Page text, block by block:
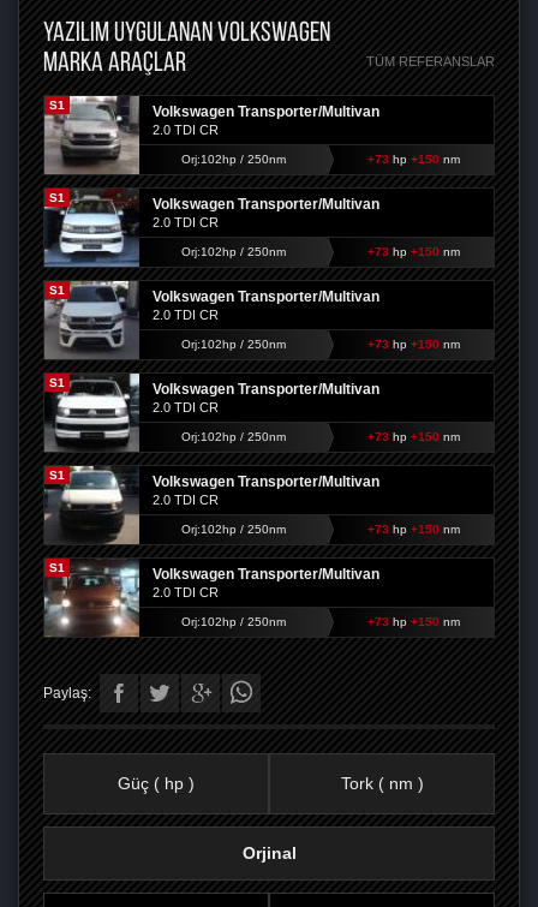
YAZILIM UYGULANAN VOLKSWAGEN
MARKA ARAÇLAR
TÜM REFERANSLAR
S1 Volkswagen Transporter/Multivan
2.0 TDI CR
Orj:102hp / 250nm +73 hp +150 nm
S1 Volkswagen Transporter/Multivan
2.0 TDI CR
Orj:102hp / 250nm +73 hp +150 nm
S1 Volkswagen Transporter/Multivan
2.0 TDI CR
Orj:102hp / 250nm +73 hp +150 nm
S1 Volkswagen Transporter/Multivan
2.0 TDI CR
Orj:102hp / 250nm +73 hp +150 nm
S1 Volkswagen Transporter/Multivan
2.0 TDI CR
Orj:102hp / 250nm +73 hp +150 nm
S1 Volkswagen Transporter/Multivan
2.0 TDI CR
Orj:102hp / 250nm +73 hp +150 nm
Paylaş:
Güç ( hp ) Tork ( nm )
Orjinal